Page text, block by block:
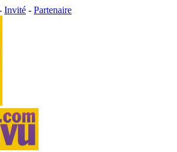
Invité - Partenaire